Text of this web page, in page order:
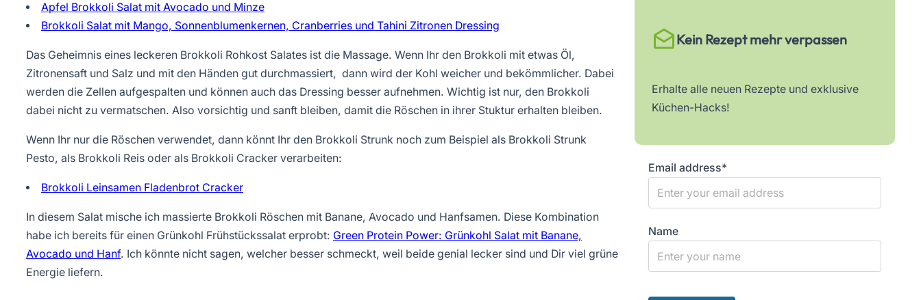
Apfel Brokkoli Salat mit Avocado und Minze
Brokkoli Salat mit Mango, Sonnenblumenkernen, Cranberries und Tahini Zitronen Dressing
Das Geheimnis eines leckeren Brokkoli Rohkost Salates ist die Massage. Wenn Ihr den Brokkoli mit etwas Öl,
Zitronensaft und Salz und mit den Händen gut durchmassiert, dann wird der Kohl weicher und bekömmlicher. Dabei
werden die Zellen aufgespalten und können auch das Dressing besser aufnehmen. Wichtig ist nur, den Brokkoli
dabei nicht zu vermatschen. Also vorsichtig und sanft bleiben, damit die Röschen in ihrer Stuktur erhalten bleiben.
Wenn Ihr nur die Röschen verwendet, dann könnt Ihr den Brokkoli Strunk noch zum Beispiel als Brokkoli Strunk
Pesto, als Brokkoli Reis oder als Brokkoli Cracker verarbeiten:
Brokkoli Leinsamen Fladenbrot Cracker
In diesem Salat mische ich massierte Brokkoli Röschen mit Banane, Avocado und Hanfsamen. Diese Kombination
habe ich bereits für einen Grünkohl Frühstückssalat erprobt: Green Protein Power: Grünkohl Salat mit Banane,
Avocado und Hanf. Ich könnte nicht sagen, welcher besser schmeckt, weil beide genial lecker sind und Dir viel grüne
Energie liefern.
Kein Rezept mehr verpassen
Erhalte alle neuen Rezepte und exklusive
Küchen-Hacks!
Email address*
Name